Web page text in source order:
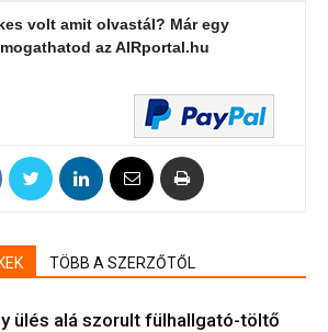
volt amit olvastál? Már egy
az AIRportal.hu
TÖBB A SZERZŐTŐL
ülés alá szorult fülhallgató-töltő